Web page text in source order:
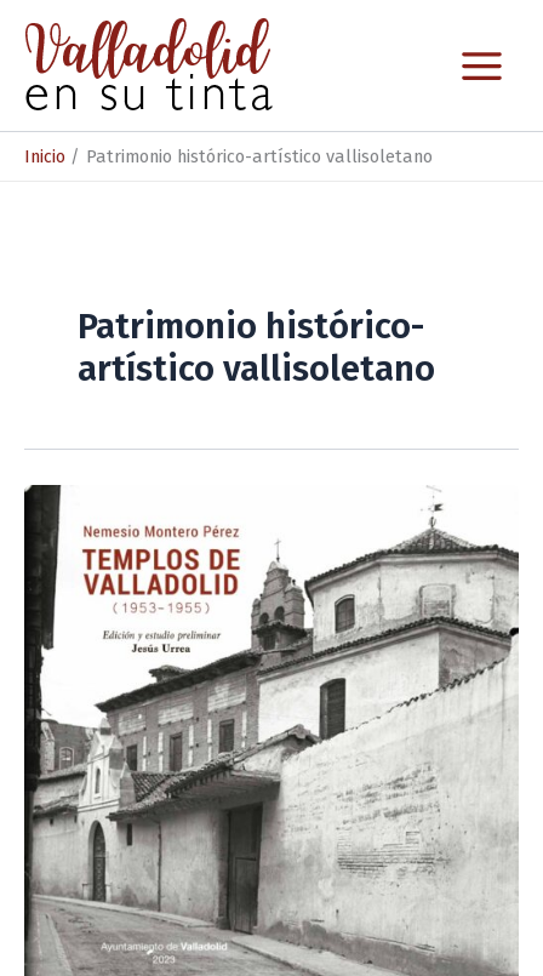
contenido
Inicio Patrimonio histórico-artístico vallisoletano
Patrimonio histórico-
artístico vallisoletano